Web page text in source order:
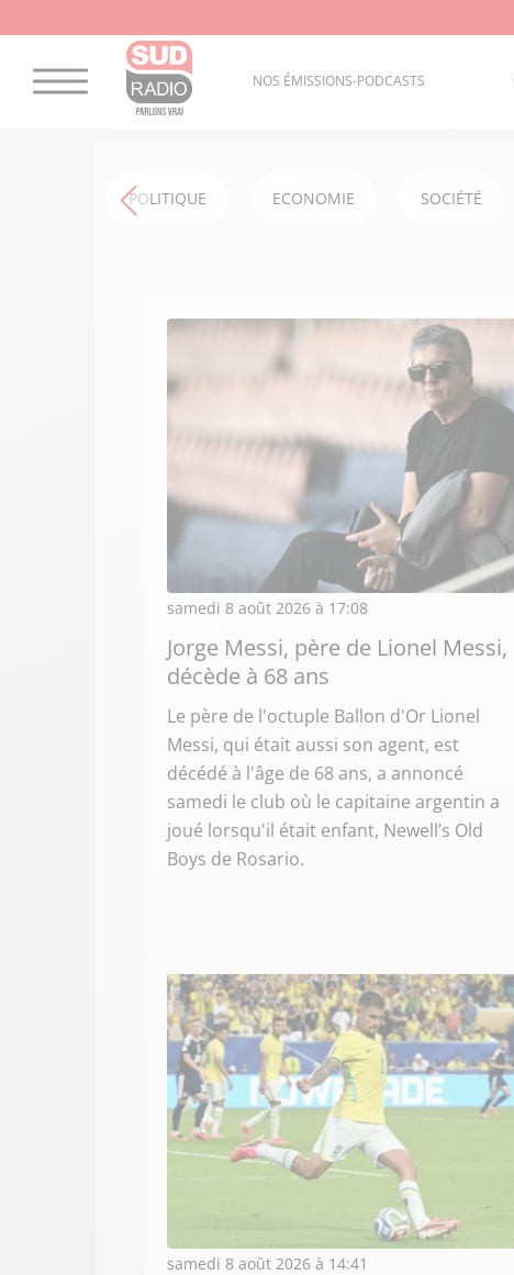
NOS ÉMISSIONS-PODCASTS
POLITIQUE ECONOMIE SOCIÉTÉ
samedi 8 août 2026 à 17:08
Jorge Messi, père de Lionel Messi,
décède à 68 ans
Le père de l'octuple Ballon d'Or Lionel
Messi, qui était aussi son agent, est
décédé à l'âge de 68 ans, a annoncé
samedi le club où le capitaine argentin a
joué lorsqu'il était enfant, Newell’s Old
Boys de Rosario.
samedi 8 août 2026 à 14:41